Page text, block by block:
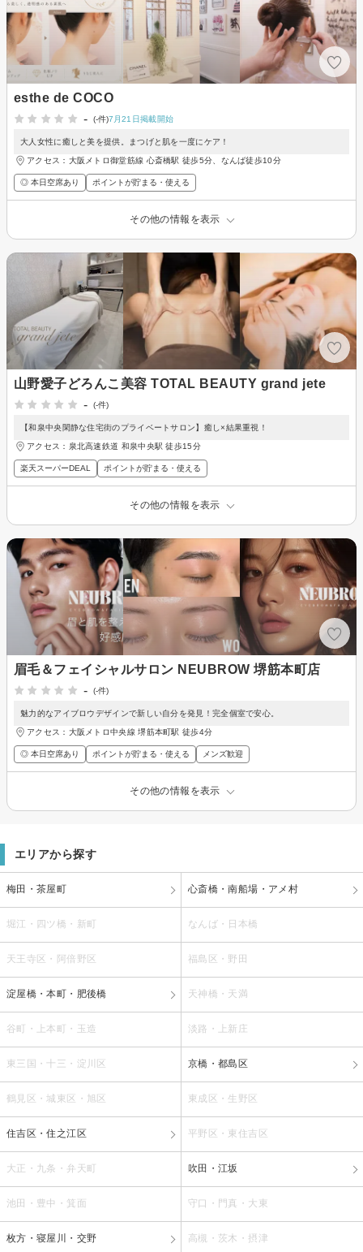
esthe de COCO
-
(-件)7月21日掲載開始
大人女性に癒しと美を提供。まつげと肌を一度にケア！
アクセス：大阪メトロ御堂筋線 心斎橋駅 徒歩5分、なんば徒歩10分
◎ 本日空席あり ポイントが貯まる・使える
その他の情報を表示
山野愛子どろんこ美容 TOTAL BEAUTY grand jete
-
(-件)
【和泉中央閑静な住宅街のプライベートサロン】癒し×結果重視！
アクセス：泉北高速鉄道 和泉中央駅 徒歩15分
楽天スーパーDEAL ポイントが貯まる・使える
その他の情報を表示
眉毛＆フェイシャルサロン NEUBROW 堺筋本町店
-
(-件)
魅力的なアイブロウデザインで新しい自分を発見！完全個室で安心。
アクセス：大阪メトロ中央線 堺筋本町駅 徒歩4分
◎ 本日空席あり ポイントが貯まる・使える メンズ歓迎
その他の情報を表示
エリアから探す
梅田・茶屋町 心斎橋・南船場・アメ村
堀江・四ツ橋・新町 なんば・日本橋
天王寺区・阿倍野区 福島区・野田
淀屋橋・本町・肥後橋 天神橋・天満
谷町・上本町・玉造 淡路・上新庄
東三国・十三・淀川区 京橋・都島区
鶴見区・城東区・旭区 東成区・生野区
住吉区・住之江区 平野区・東住吉区
大正・九条・弁天町 吹田・江坂
池田・豊中・箕面 守口・門真・大東
枚方・寝屋川・交野 高槻・茨木・摂津